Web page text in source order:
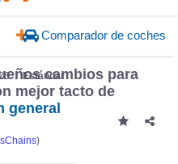
Comparador de coches
Estándarcambios para
mejor tacto de
general
)